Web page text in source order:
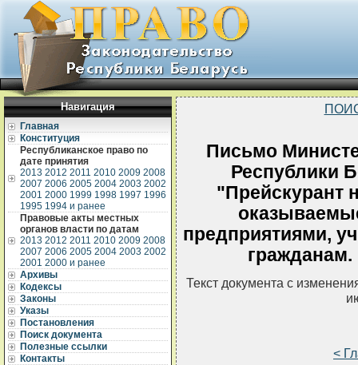
Навигация
Главная
Конституция
Республиканское право по
дате принятия
2013 2012 2011 2010 2009 2008
2007 2006 2005 2004 2003 2002
2001 2000 1999 1998 1997 1996
1995 1994 и ранее
Правовые акты местных
органов власти по датам
2013 2012 2011 2010 2009 2008
2007 2006 2005 2004 2003 2002
2001 2000 и ранее
Архивы
Кодексы
Законы
Указы
Постановления
Поиск документа
Полезные ссылки
Контакты
Письмо
Республики
"Прейскурант
предприятиями,
гражданам.
Текст документа с
<